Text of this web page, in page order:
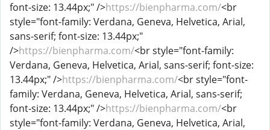
font-size: 13.44px;" />https://bienpharma.com/<br
style="font-family: Verdana, Geneva, Helvetica, Arial,
sans-serif; font-size: 13.44px;"
/>https://bienpharma.com/<br style="font-family:
Verdana, Geneva, Helvetica, Arial, sans-serif; font-size:
13.44px;" />https://bienpharma.com/<br style="font-
family: Verdana, Geneva, Helvetica, Arial, sans-serif;
font-size: 13.44px;" />https://bienpharma.com/<br
style="font-family: Verdana, Geneva, Helvetica, Arial,